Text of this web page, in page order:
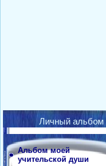
Личный альбом
Альбом моей
учительской души